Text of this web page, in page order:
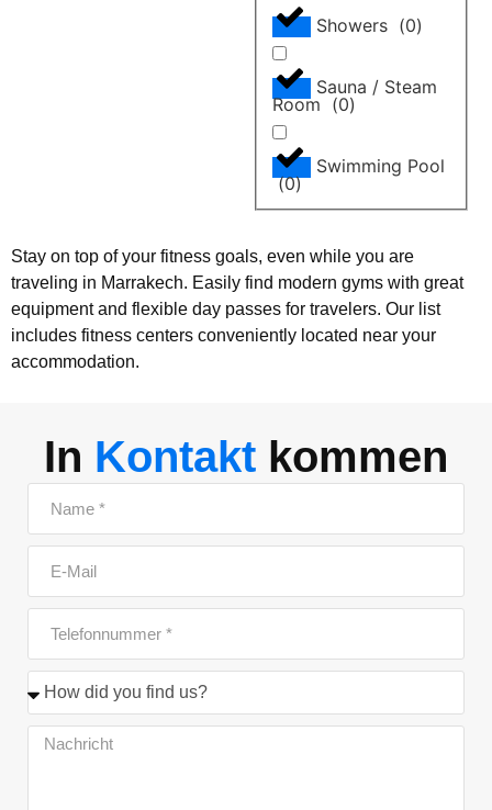
Showers (0)
Sauna / Steam
Room (0)
Swimming Pool
(0)
Stay on top of your fitness goals, even while you are
traveling in Marrakech. Easily find modern gyms with great
equipment and flexible day passes for travelers. Our list
includes fitness centers conveniently located near your
accommodation.
In Kontakt kommen